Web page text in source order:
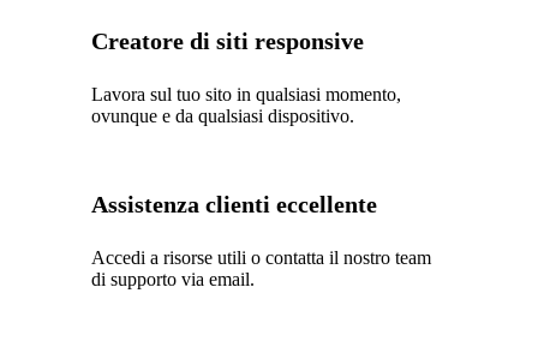
Creatore di siti responsive
Lavora sul tuo sito in qualsiasi momento,
ovunque e da qualsiasi dispositivo.
Assistenza clienti eccellente
Accedi a risorse utili o contatta il nostro team
di supporto via email.